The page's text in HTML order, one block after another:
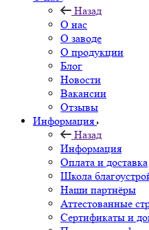
Назад
О нас
О заводе
О продукции
Блог
Новости
Вакансии
Отзывы
Информация
Назад
Информация
Оплата и доставка
Школа
Наши партнёры
Аттестованные
Сертификаты и